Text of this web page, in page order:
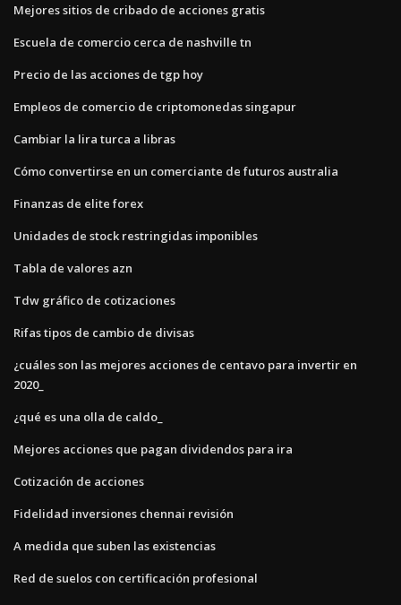
Mejores sitios de cribado de acciones gratis
Escuela de comercio cerca de nashville tn
Precio de las acciones de tgp hoy
Empleos de comercio de criptomonedas singapur
Cambiar la lira turca a libras
Cómo convertirse en un comerciante de futuros australia
Finanzas de elite forex
Unidades de stock restringidas imponibles
Tabla de valores azn
Tdw gráfico de cotizaciones
Rifas tipos de cambio de divisas
¿cuáles son las mejores acciones de centavo para invertir en
2020_
¿qué es una olla de caldo_
Mejores acciones que pagan dividendos para ira
Cotización de acciones
Fidelidad inversiones chennai revisión
A medida que suben las existencias
Red de suelos con certificación profesional